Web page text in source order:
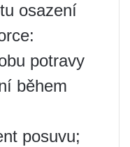
osazení
potravy
během
posuvu;